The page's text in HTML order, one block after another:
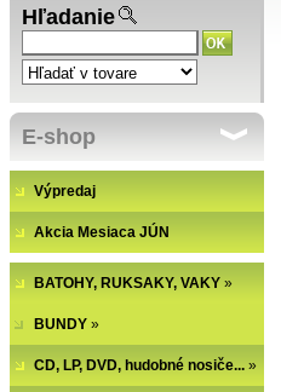
Hľadanie
E-shop
Výpredaj
Akcia Mesiaca JÚN
BATOHY, RUKSAKY, VAKY »
BUNDY »
CD, LP, DVD, hudobné nosiče... »